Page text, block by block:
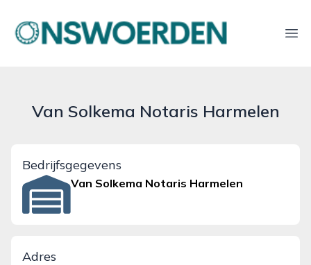
onswoerden.nl
Van Solkema Notaris Harmelen
Bedrijfsgegevens
Van Solkema Notaris Harmelen
Adres